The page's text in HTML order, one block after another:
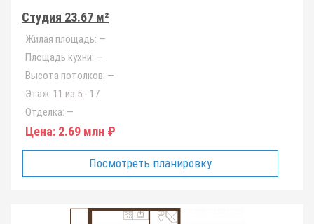
Студия 23.67 м²
Жилая площадь: —
Площадь кухни: —
Высота потолков: —
Этаж: 11 из 5 - 17
Отделка: —
Цена: 2.69 млн ₽
Посмотреть планировку